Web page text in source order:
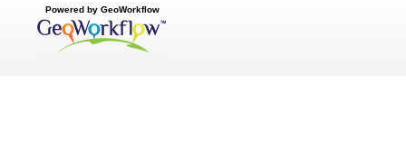
Powered by GeoWorkflow